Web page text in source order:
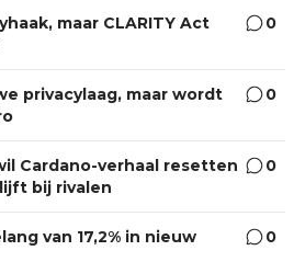
maar CLARITY Act
0
privacylaag, maar wordt
0
Cardano-verhaal resetten
bij rivalen
0
van 17,2% in nieuw
0